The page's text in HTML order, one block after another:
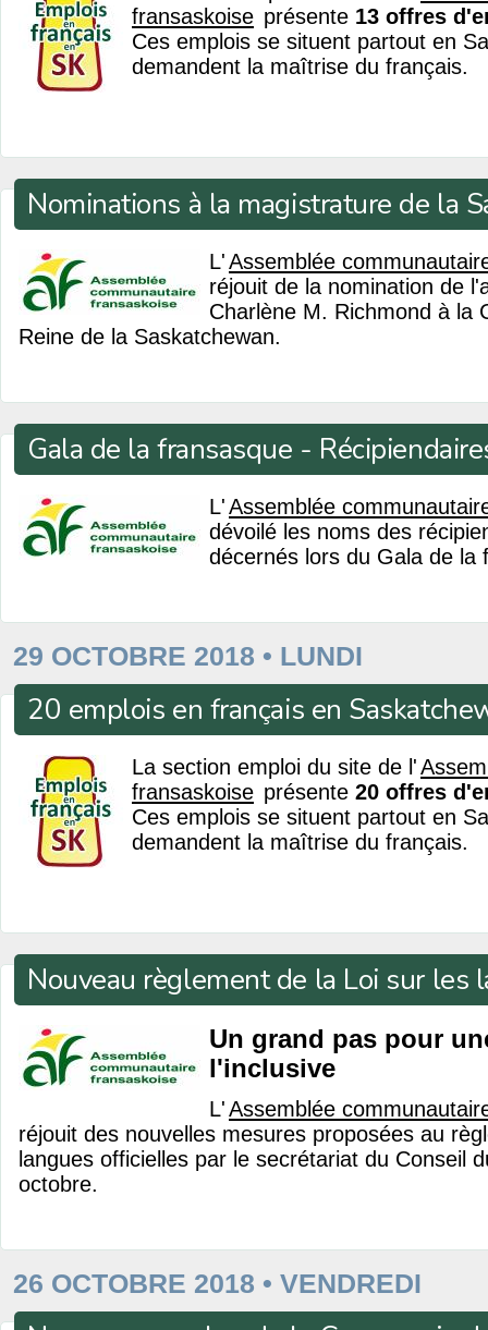
fransaskoise présente 13 offres
Ces emplois se situent partout en
demandent la maîtrise du français.
Nominations à la magistrature de la
L'Assemblée
réjouit de la nomination de
Charlène M. Richmond à la
Reine de la Saskatchewan.
Gala de la fransasque -
L'Assemblée
dévoilé les noms des
décernés lors du Gala de la
29 OCTOBRE 2018 • LUNDI
20 emplois en français en
La section emploi du site de l'
fransaskoise présente 20 offres
Ces emplois se situent partout en
demandent la maîtrise du français.
Nouveau règlement de la Loi sur les
Un grand pas pour
l'inclusive
L'Assemblée
réjouit des nouvelles mesures proposées au
langues officielles par le secrétariat du Conseil
octobre.
26 OCTOBRE 2018 • VENDREDI